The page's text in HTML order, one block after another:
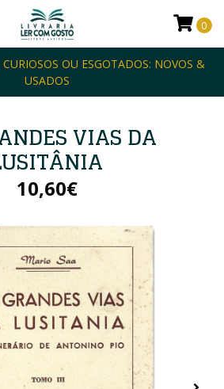
OU ESGOTADOS: NOVOS &
USADOS
0
VIAS DA
10,60€